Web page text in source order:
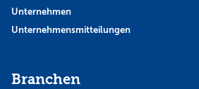
Unternehmen
Unternehmensmitteilungen
Branchen